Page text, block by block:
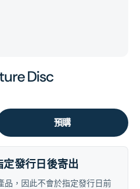
Disc
預購
定發行日後寄出
品，因此不會於指定發行日前